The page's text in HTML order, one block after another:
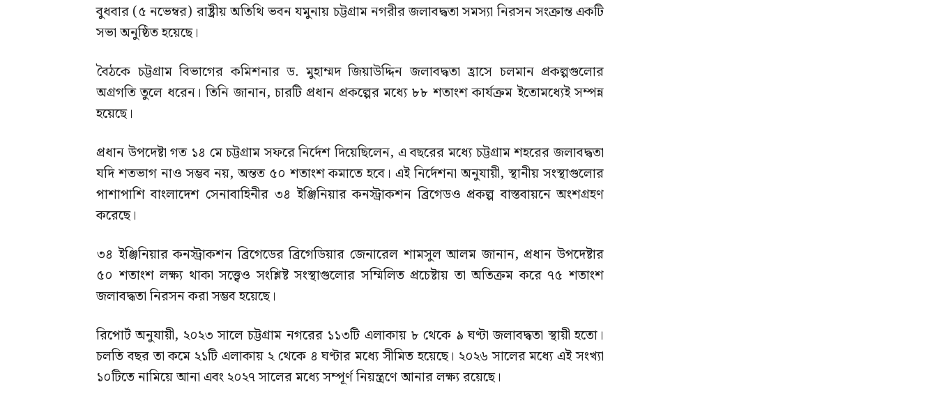
বুধবার (৫ নভেম্বর) রাষ্ট্রীয় অতিথি ভবন যমুনায় চট্টগ্রাম নগরীর জলাবদ্ধতা সমস্যা নিরসন সংক্রান্ত একটি
সভা অনুষ্ঠিত হয়েছে।
বৈঠকে চট্টগ্রাম বিভাগের কমিশনার ড. মুহাম্মদ জিয়াউদ্দিন জলাবদ্ধতা হ্রাসে চলমান প্রকল্পগুলোর
অগ্রগতি তুলে ধরেন। তিনি জানান, চারটি প্রধান প্রকল্পের মধ্যে ৮৮ শতাংশ কার্যক্রম ইতোমধ্যেই সম্পন্ন
হয়েছে।
প্রধান উপদেষ্টা গত ১৪ মে চট্টগ্রাম সফরে নির্দেশ দিয়েছিলেন, এ বছরের মধ্যে চট্টগ্রাম শহরের জলাবদ্ধতা
যদি শতভাগ নাও সম্ভব নয়, অন্তত ৫০ শতাংশ কমাতে হবে। এই নির্দেশনা অনুযায়ী, স্থানীয় সংস্থাগুলোর
পাশাপাশি বাংলাদেশ সেনাবাহিনীর ৩৪ ইঞ্জিনিয়ার কনস্ট্রাকশন ব্রিগেডও প্রকল্প বাস্তবায়নে অংশগ্রহণ
করেছে।
৩৪ ইঞ্জিনিয়ার কনস্ট্রাকশন ব্রিগেডের ব্রিগেডিয়ার জেনারেল শামসুল আলম জানান, প্রধান উপদেষ্টার
৫০ শতাংশ লক্ষ্য থাকা সত্ত্বেও সংশ্লিষ্ট সংস্থাগুলোর সম্মিলিত প্রচেষ্টায় তা অতিক্রম করে ৭৫ শতাংশ
জলাবদ্ধতা নিরসন করা সম্ভব হয়েছে।
রিপোর্ট অনুযায়ী, ২০২৩ সালে চট্টগ্রাম নগরের ১১৩টি এলাকায় ৮ থেকে ৯ ঘণ্টা জলাবদ্ধতা স্থায়ী হতো।
চলতি বছর তা কমে ২১টি এলাকায় ২ থেকে ৪ ঘণ্টার মধ্যে সীমিত হয়েছে। ২০২৬ সালের মধ্যে এই সংখ্যা
১০টিতে নামিয়ে আনা এবং ২০২৭ সালের মধ্যে সম্পূর্ণ নিয়ন্ত্রণে আনার লক্ষ্য রয়েছে।